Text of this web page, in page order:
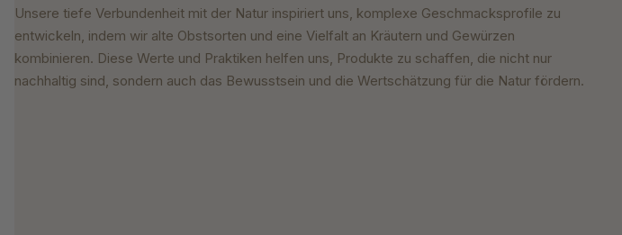
Unsere tiefe Verbundenheit mit der Natur inspiriert uns, komplexe Geschmacksprofile zu
entwickeln, indem wir alte Obstsorten und eine Vielfalt an Kräutern und Gewürzen
kombinieren. Diese Werte und Praktiken helfen uns, Produkte zu schaffen, die nicht nur
nachhaltig sind, sondern auch das Bewusstsein und die Wertschätzung für die Natur fördern.